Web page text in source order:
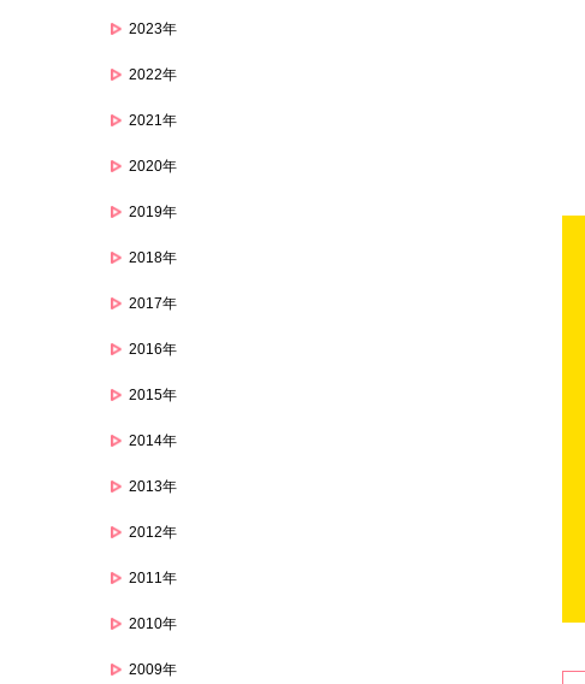
2023年
2022年
2021年
2020年
2019年
2018年
2017年
2016年
2015年
2014年
2013年
2012年
2011年
2010年
2009年